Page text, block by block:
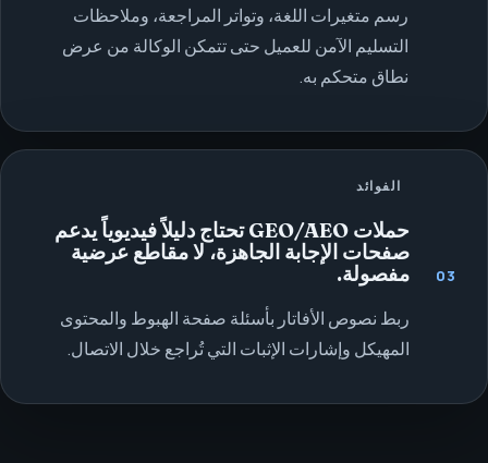
رسم متغيرات اللغة، وتواتر المراجعة، وملاحظات
التسليم الآمن للعميل حتى تتمكن الوكالة من عرض
نطاق متحكم به.
03
الفوائد
حملات GEO/AEO تحتاج دليلاً فيديوياً يدعم
صفحات الإجابة الجاهزة، لا مقاطع عرضية
مفصولة.
ربط نصوص الأفاتار بأسئلة صفحة الهبوط والمحتوى
المهيكل وإشارات الإثبات التي تُراجع خلال الاتصال.